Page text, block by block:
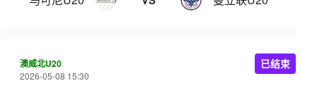
澳威北U20
2026-05-08 15:30
已结束